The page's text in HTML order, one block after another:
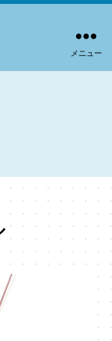
メニュー